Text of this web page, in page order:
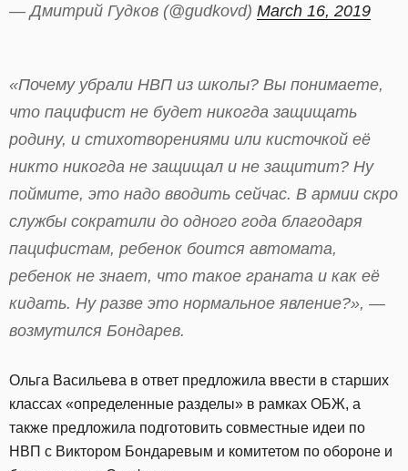
— Дмитрий Гудков (@gudkovd) March 16, 2019
«Почему убрали НВП из школы? Вы понимаете,
что пацифист не будет никогда защищать
родину, и стихотворениями или кисточкой её
никто никогда не защищал и не защитит? Ну
поймите, это надо вводить сейчас. В армии скро
службы сократили до одного года благодаря
пацифистам, ребенок боится автомата,
ребенок не знает, что такое граната и как её
кидать. Ну разве это нормальное явление?», —
возмутился Бондарев.
Ольга Васильева в ответ предложила ввести в старших
классах «определенные разделы» в рамках ОБЖ, а
также предложила подготовить совместные идеи по
НВП с Виктором Бондаревым и комитетом по обороне и